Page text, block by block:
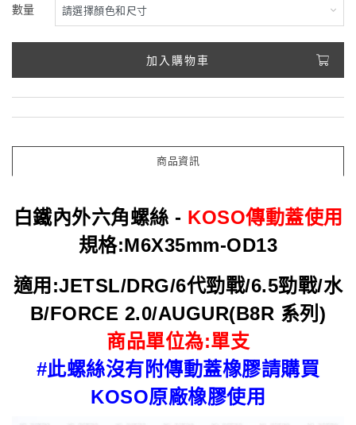
數量
加入購物車
商品資訊
白鐵內外六角螺絲 - KOSO傳動蓋使用
規格:M6X35mm-OD13
適用:JETSL/DRG/6代勁戰/6.5勁戰/水
B/FORCE 2.0/AUGUR(B8R 系列)
商品單位為:單支
#此螺絲沒有附傳動蓋橡膠請購買
KOSO原廠橡膠使用